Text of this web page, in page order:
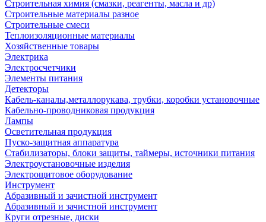
Строительная химия (смазки, реагенты, масла и др)
Строительные материалы разное
Строительные смеси
Теплоизоляционные материалы
Хозяйственные товары
Электрика
Электросчетчики
Элементы питания
Детекторы
Кабель-каналы,металлорукава, трубки, коробки установочные
Кабельно-проводниковая продукция
Лампы
Осветительная продукция
Пуско-защитная аппаратура
Стабилизаторы, блоки защиты, таймеры, источники питания
Электроустановочные изделия
Электрощитовое оборудование
Инструмент
Абразивный и зачистной инструмент
Абразивный и зачистной инструмент
Круги отрезные, диски